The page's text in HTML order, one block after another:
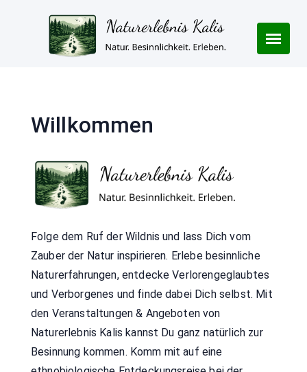
Willkommen
Folge dem Ruf der Wildnis und lass Dich vom
Zauber der Natur inspirieren. Erlebe besinnliche
Naturerfahrungen, entdecke Verlorengeglaubtes
und Verborgenes und finde dabei Dich selbst. Mit
den Veranstaltungen & Angeboten von
Naturerlebnis Kalis kannst Du ganz natürlich zur
Besinnung kommen. Komm mit auf eine